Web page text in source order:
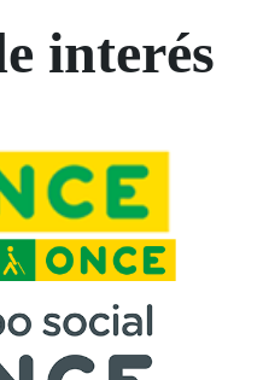
interés